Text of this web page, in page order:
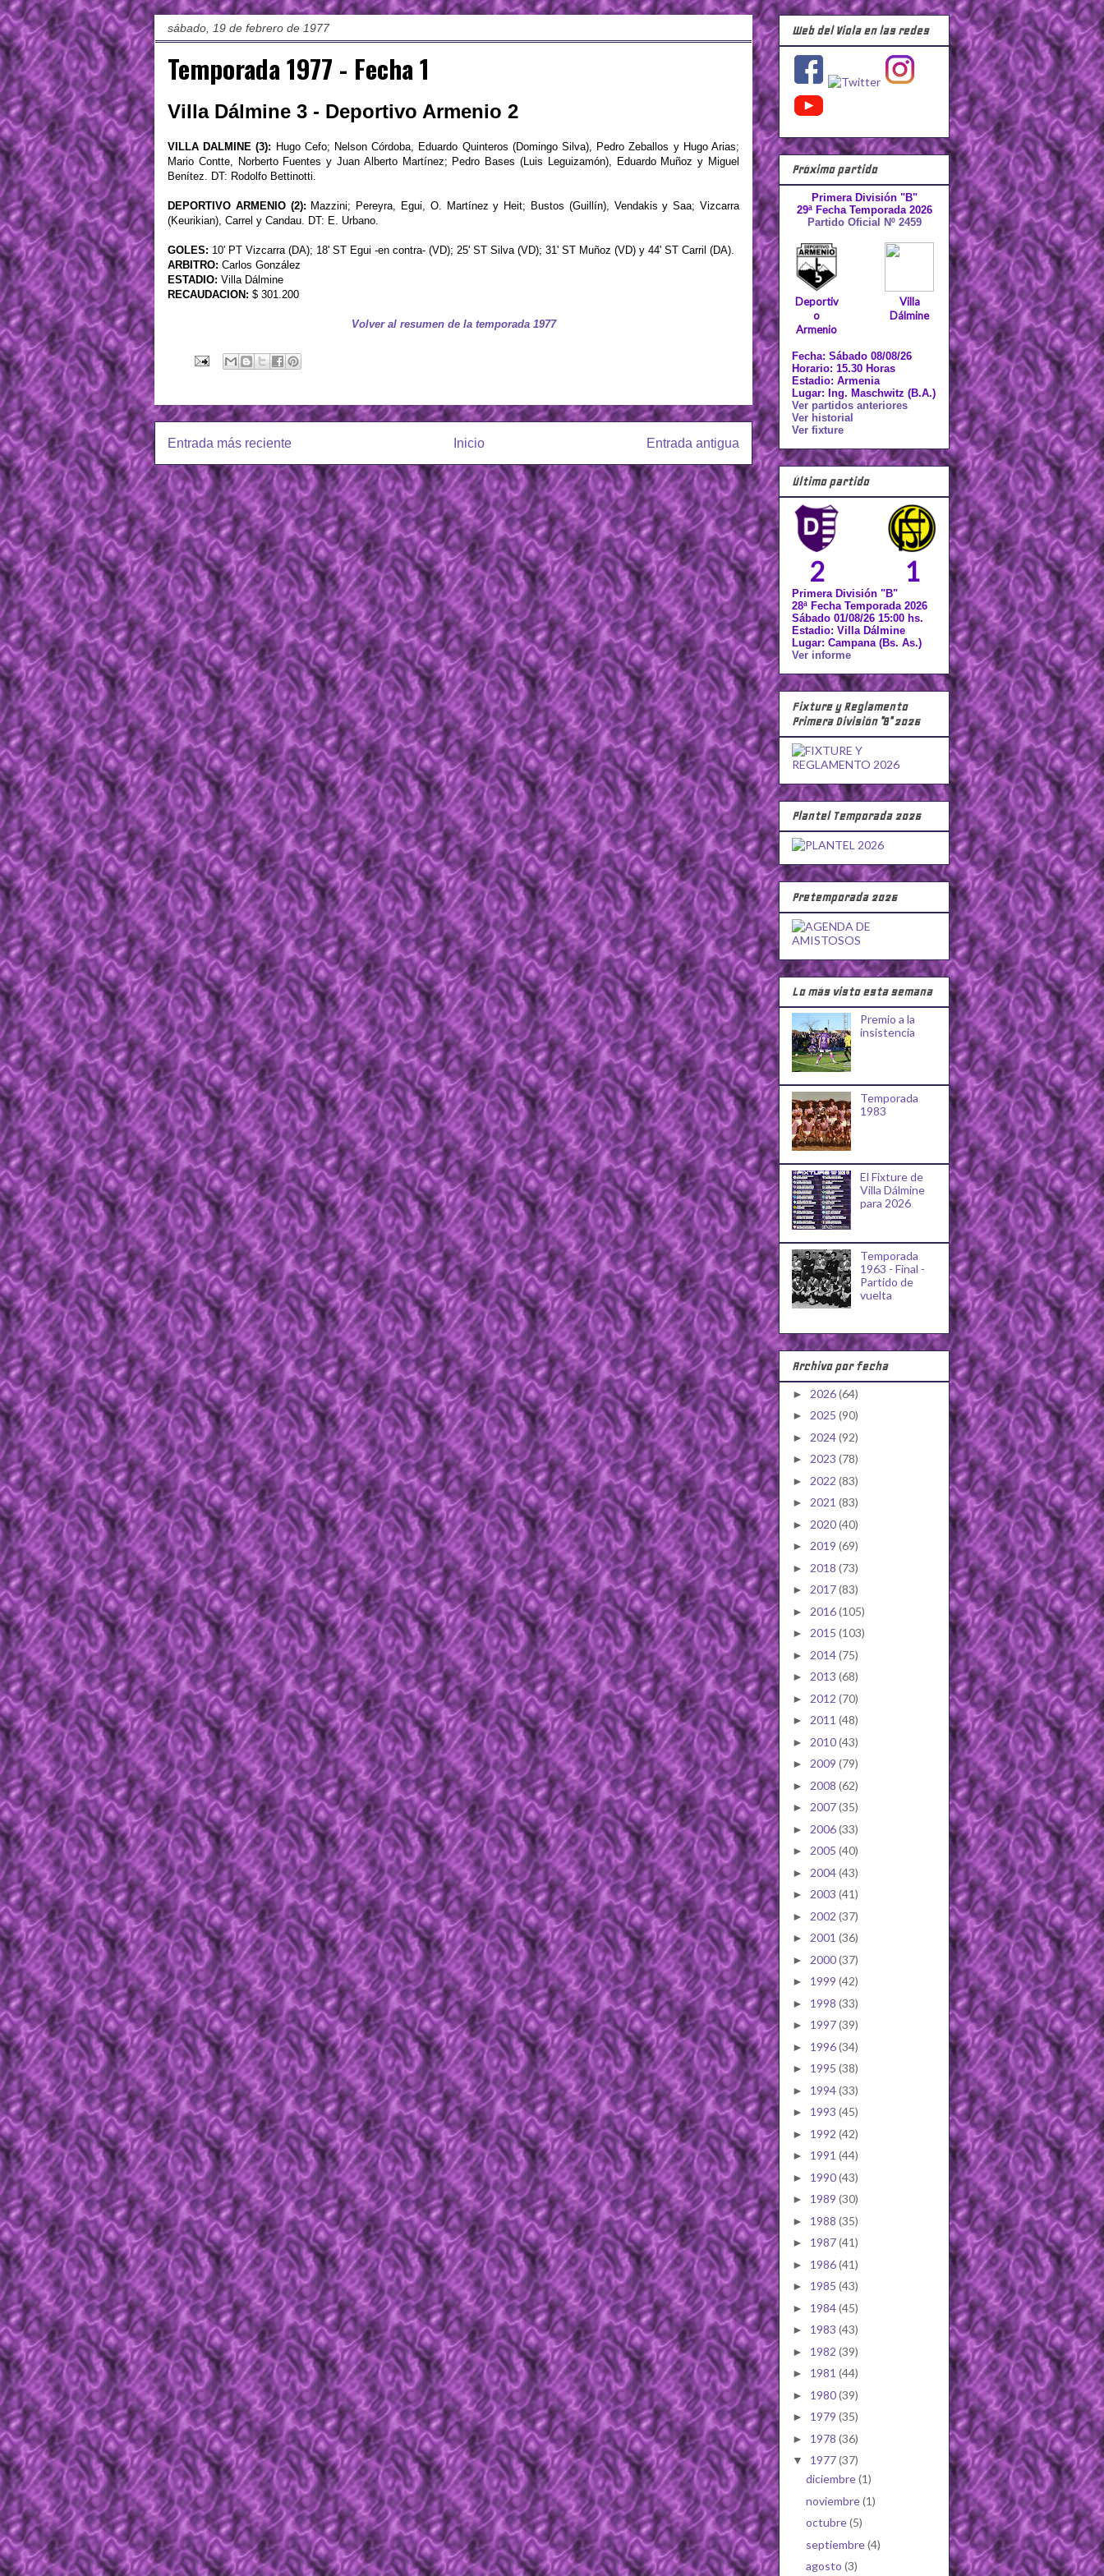
sábado, 19 de febrero de 1977
Temporada 1977 - Fecha 1
Villa Dálmine 3 - Deportivo Armenio 2
VILLA DALMINE (3): Hugo Cefo; Nelson Córdoba, Eduardo Quinteros (Domingo Silva), Pedro Zeballos y Hugo Arias;
Mario Contte, Norberto Fuentes y Juan Alberto Martínez; Pedro Bases (Luis Leguizamón), Eduardo Muñoz y Miguel
Benítez. DT: Rodolfo Bettinotti.
DEPORTIVO ARMENIO (2): Mazzini; Pereyra, Egui, O. Martínez y Heit; Bustos (Guillín), Vendakis y Saa; Vizcarra
(Keurikian), Carrel y Candau. DT: E. Urbano.
GOLES: 10' PT Vizcarra (DA); 18' ST Egui -en contra- (VD); 25' ST Silva (VD); 31' ST Muñoz (VD) y 44' ST Carril (DA).
ARBITRO: Carlos González
ESTADIO: Villa Dálmine
RECAUDACION: $ 301.200
Volver al resumen de la temporada 1977
Entrada más reciente Entrada antigua
Inicio
Web del Viola en las redes
Próximo partido
Primera División "B"
29ª Fecha Temporada 2026
Partido Oficial Nº 2459
Deportiv
o
Armenio
Villa
Dálmine
Fecha: Sábado 08/08/26
Horario: 15.30 Horas
Estadio: Armenia
Lugar: Ing. Maschwitz (B.A.)
Ver partidos anteriores
Ver historial
Ver fixture
Último partido
2 1
Primera División "B"
28ª Fecha Temporada 2026
Sábado 01/08/26 15:00 hs.
Estadio: Villa Dálmine
Lugar: Campana (Bs. As.)
Ver informe
Fixture y Reglamento
Primera División "B" 2026
Plantel Temporada 2026
Pretemporada 2026
Lo más visto esta semana
Premio a la
insistencia
Temporada
1983
El Fixture de
Villa Dálmine
para 2026
Temporada
1963 - Final -
Partido de
vuelta
Archivo por fecha
► 2026(64)
► 2025 (90)
► 2024(92)
► 2023 (78)
► 2022 (83)
► 2021 (83)
► 2020(40)
► 2019 (69)
► 2018 (73)
► 2017(83)
► 2016(105)
► 2015 (103)
► 2014(75)
► 2013 (68)
► 2012 (70)
► 2011 (48)
► 2010(43)
► 2009 (79)
► 2008 (62)
► 2007(35)
► 2006(33)
► 2005 (40)
► 2004(43)
► 2003 (41)
► 2002 (37)
► 2001 (36)
► 2000(37)
► 1999 (42)
► 1998 (33)
► 1997(39)
► 1996(34)
► 1995 (38)
► 1994(33)
► 1993 (45)
► 1992 (42)
► 1991 (44)
► 1990(43)
► 1989 (30)
► 1988 (35)
► 1987(41)
► 1986(41)
► 1985 (43)
► 1984(45)
► 1983 (43)
► 1982 (39)
► 1981 (44)
► 1980(39)
► 1979 (35)
► 1978 (36)
▼ 1977(37)
diciembre(1)
noviembre(1)
octubre(5)
septiembre(4)
agosto (3)